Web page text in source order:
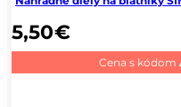
5,50€
Cena s kódom